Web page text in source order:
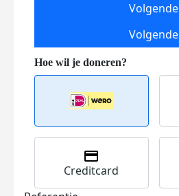
Volgende
Volgende
Creditcard